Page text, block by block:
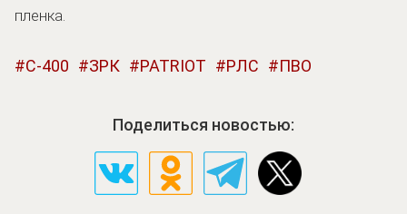
пленка.
С-400 ЗРК PATRIOT РЛС ПВО
Поделиться новостью: